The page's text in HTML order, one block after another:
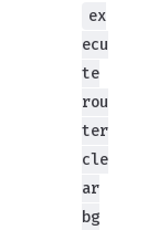
ex
ecu
te
rou
ter
cle
ar
bg